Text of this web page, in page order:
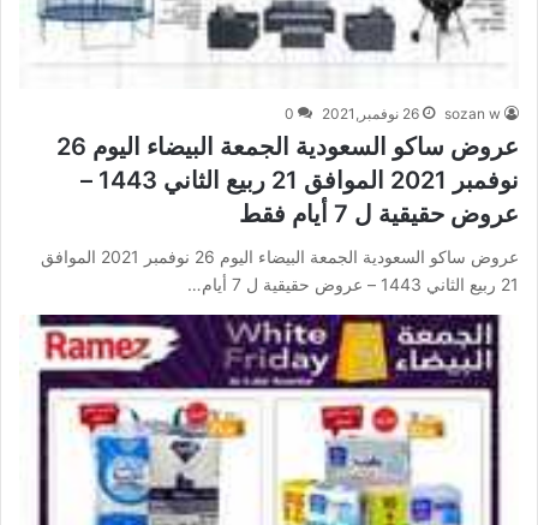
sozan w 26 نوفمبر,2021 0
عروض ساكو السعودية الجمعة البيضاء اليوم 26
نوفمبر 2021 الموافق 21 ربيع الثاني 1443 –
عروض حقيقية ل 7 أيام فقط
عروض ساكو السعودية الجمعة البيضاء اليوم 26 نوفمبر 2021 الموافق
21 ربيع الثاني 1443 – عروض حقيقية ل 7 أيام…